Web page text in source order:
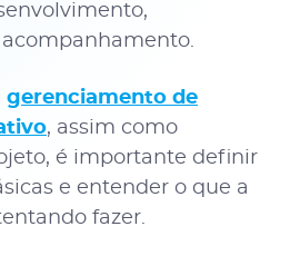
gerenciamento de
, assim como
é importante definir
e entender o que a
fazer.